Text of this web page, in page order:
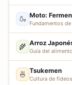
🍶 Moto:
Fundamentos
🌾 Arroz
Guía del
🍜 Tsukemen
Cultura de fideos